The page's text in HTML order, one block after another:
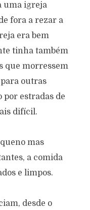
uma igreja
fora a rezar a
era bem
tinha também
que morressem
outras
por estradas de
difícil.
mas
a comida
e limpos.
desde o